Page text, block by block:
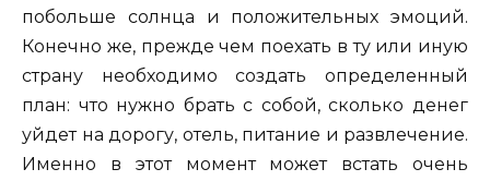
побольше солнца и положительных эмоций.
Конечно же, прежде чем поехать в ту или иную
страну необходимо создать определенный
план: что нужно брать с собой, сколько денег
уйдет на дорогу, отель, питание и развлечение.
Именно в этот момент может встать очень